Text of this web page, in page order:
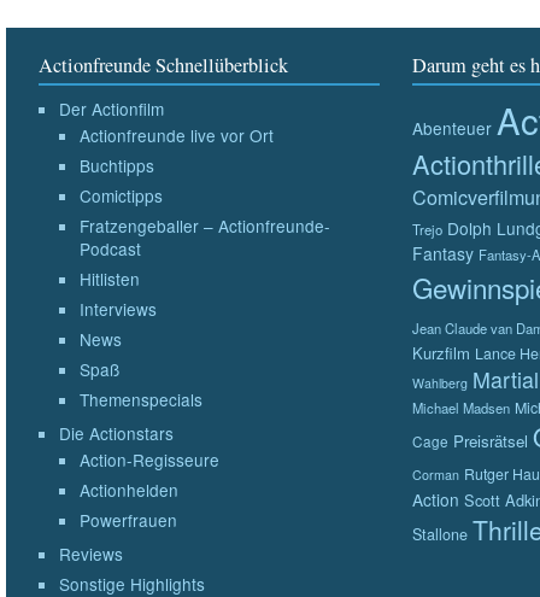
Actionfreunde Schnellüberblick
Der Actionfilm
Actionfreunde live vor Ort
Buchtipps
Comictipps
Fratzengeballer – Actionfreunde-
Podcast
Hitlisten
Interviews
News
Spaß
Themenspecials
Die Actionstars
Action-Regisseure
Actionhelden
Powerfrauen
Reviews
Sonstige Highlights
Darum geht es
Abenteuer
Trejo Dolph
Fantasy Fantasy-
Jean Claude van
Kurzfilm Lance
Wahlberg
Michael Madsen
Cage Preisrätsel
Corman Rutger
Action Scott
Stallone